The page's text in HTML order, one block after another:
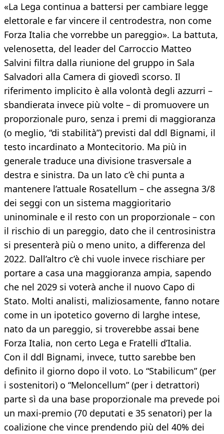
«La Lega continua a battersi per cambiare legge
elettorale e far vincere il centrodestra, non come
Forza Italia che vorrebbe un pareggio». La battuta,
velenosetta, del leader del Carroccio Matteo
Salvini filtra dalla riunione del gruppo in Sala
Salvadori alla Camera di giovedì scorso. Il
riferimento implicito è alla volontà degli azzurri –
sbandierata invece più volte – di promuovere un
proporzionale puro, senza i premi di maggioranza
(o meglio, “di stabilità”) previsti dal ddl Bignami, il
testo incardinato a Montecitorio. Ma più in
generale traduce una divisione trasversale a
destra e sinistra. Da un lato c’è chi punta a
mantenere l’attuale Rosatellum – che assegna 3/8
dei seggi con un sistema maggioritario
uninominale e il resto con un proporzionale – con
il rischio di un pareggio, dato che il centrosinistra
si presenterà più o meno unito, a differenza del
2022. Dall’altro c’è chi vuole invece rischiare per
portare a casa una maggioranza ampia, sapendo
che nel 2029 si voterà anche il nuovo Capo di
Stato. Molti analisti, maliziosamente, fanno notare
come in un ipotetico governo di larghe intese,
nato da un pareggio, si troverebbe assai bene
Forza Italia, non certo Lega e Fratelli d’Italia.
Con il ddl Bignami, invece, tutto sarebbe ben
definito il giorno dopo il voto. Lo “Stabilicum” (per
i sostenitori) o “Meloncellum” (per i detrattori)
parte sì da una base proporzionale ma prevede poi
un maxi-premio (70 deputati e 35 senatori) per la
coalizione che vince prendendo più del 40% dei